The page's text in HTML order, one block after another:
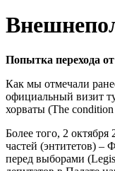
Попытка перехода
Как мы отмечали
официальный визит
хорваты (The
Более того, 2
частей (энтитетов) –
перед выборами